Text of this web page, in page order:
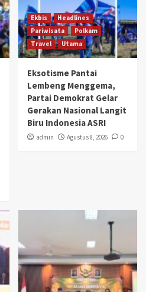
Ekbis
Headlines
Pariwisata
Polkam
Travel
Utama
Eksotisme Pantai
Lembeng Menggema,
Partai Demokrat Gelar
Gerakan Nasional Langit
Biru Indonesia ASRI
admin Agustus 8, 2026 0